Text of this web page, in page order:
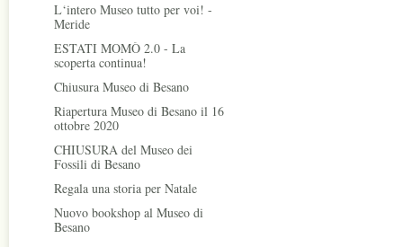
L‘intero Museo tutto per voi! -
Meride
ESTATI MOMÒ 2.0 - La
scoperta continua!
Chiusura Museo di Besano
Riapertura Museo di Besano il 16
ottobre 2020
CHIUSURA del Museo dei
Fossili di Besano
Regala una storia per Natale
Nuovo bookshop al Museo di
Besano